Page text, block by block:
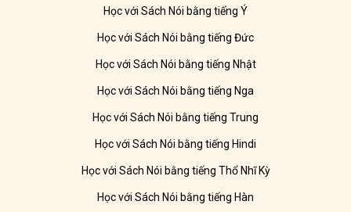
Học với Sách Nói bằng tiếng Ý
Học với Sách Nói bằng tiếng Đức
Học với Sách Nói bằng tiếng Nhật
Học với Sách Nói bằng tiếng Nga
Học với Sách Nói bằng tiếng Trung
Học với Sách Nói bằng tiếng Hindi
Học với Sách Nói bằng tiếng Thổ Nhĩ Kỳ
Học với Sách Nói bằng tiếng Hàn